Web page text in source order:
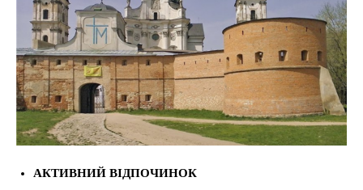
АКТИВНИЙ ВІДПОЧИНОК